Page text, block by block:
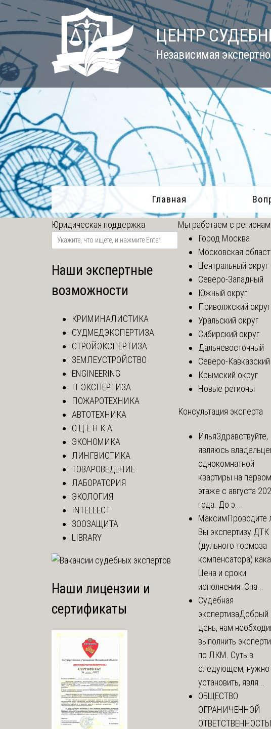
Skip
to
content
ЦЕНТР
Независимая
Главная
Юридическая поддержка
Наши экспертные
возможности
КРИМИНАЛИСТИКА
СУДМЕДЭКСПЕРТИЗА
СТРОЙЭКСПЕРТИЗА
ЗЕМЛЕУСТРОЙСТВО
ENGINEERING
IT ЭКСПЕРТИЗА
ПОЖАРОТЕХНИКА
АВТОТЕХНИКА
О Ц Е Н К А
ЭКОНОМИКА
ЛИНГВИСТИКА
ТОВАРОВЕДЕНИЕ
ЛАБОРАТОРИЯ
ЭКОЛОГИЯ
INTELLECT
ЗООЗАЩИТА
LIBRARY
Наши лицензии и
сертификаты
Мы работаем с
Город Москва
Московская
Центральный округ
Северо-Западный
Южный округ
Приволжский округ
Уральский округ
Сибирский округ
Дальневосточный
Северо-Кавказский
Крымский округ
Новые регионы
Консультация эксперта
ИльяЗдравствуйте,
являюсь
однокомнатной
квартиры на первом
этаже с августа
года. До э...
МаксимПроводите
Вы экспертизу ДТК
(дульного тормоза
компенсатора)
Цена и сроки
исполнения. Спа...
Судебная
экспертизаДобрый
день, нам
выполнить
по ЛКМ. Суть в
следующем, нужно
установить, явля...
ОБЩЕСТВО
ОГРАНИЧЕННОЙ